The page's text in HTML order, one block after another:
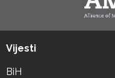
Vijesti
BiH